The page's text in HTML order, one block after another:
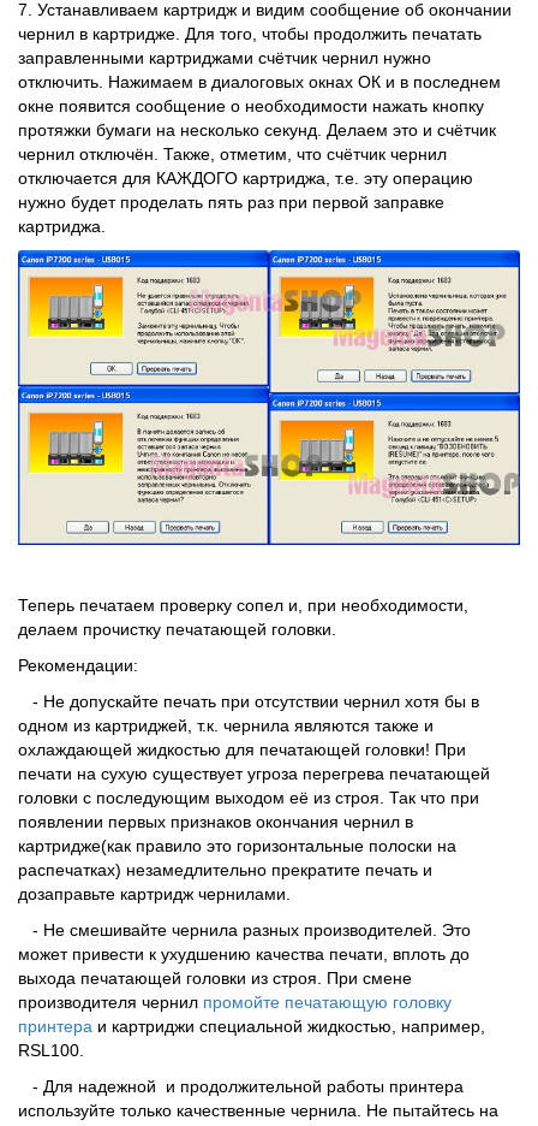
7. Устанавливаем картридж и видим сообщение об окончании
чернил в картридже. Для того, чтобы продолжить печатать
заправленными картриджами счётчик чернил нужно
отключить. Нажимаем в диалоговых окнах ОК и в последнем
окне появится сообщение о необходимости нажать кнопку
протяжки бумаги на несколько секунд. Делаем это и счётчик
чернил отключён. Также, отметим, что счётчик чернил
отключается для КАЖДОГО картриджа, т.е. эту операцию
нужно будет проделать пять раз при первой заправке
картриджа.
Теперь печатаем проверку сопел и, при необходимости,
делаем прочистку печатающей головки.
Рекомендации:
- Не допускайте печать при отсутствии чернил хотя бы в
одном из картриджей, т.к. чернила являются также и
охлаждающей жидкостью для печатающей головки! При
печати на сухую существует угроза перегрева печатающей
головки с последующим выходом её из строя. Так что при
появлении первых признаков окончания чернил в
картридже(как правило это горизонтальные полоски на
распечатках) незамедлительно прекратите печать и
дозаправьте картридж чернилами.
- Не смешивайте чернила разных производителей. Это
может привести к ухудшению качества печати, вплоть до
выхода печатающей головки из строя. При смене
производителя чернил промойте печатающую головку
принтера и картриджи специальной жидкостью, например,
RSL100.
- Для надежной и продолжительной работы принтера
используйте только качественные чернила. Не пытайтесь на